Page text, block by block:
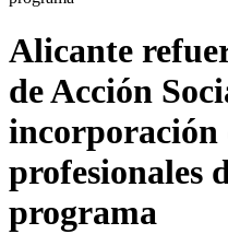
Alicante
de Acción
incorporación
profesionales
programa